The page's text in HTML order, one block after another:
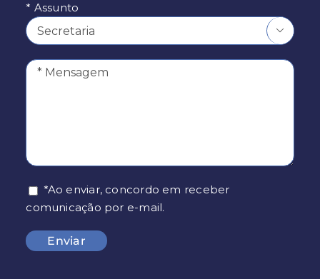
* Assunto

*Ao enviar, concordo em receber
comunicação por e-mail.